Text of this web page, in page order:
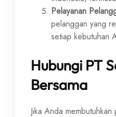
Pelayanan
pelanggan yang
setiap kebutuhan
Hubungi PT
Bersama
Jika Anda